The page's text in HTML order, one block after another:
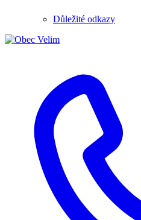
Důležité odkazy